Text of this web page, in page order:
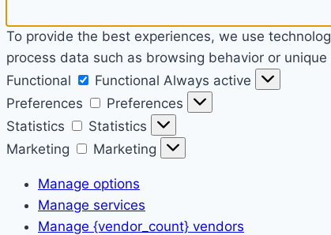
To provide the best experiences, we use
process data such as browsing behavior or
Functional
Functional Always active
Preferences
Preferences
Statistics
Statistics
Marketing
Marketing
Manage options
Manage services
Manage {vendor_count} vendors